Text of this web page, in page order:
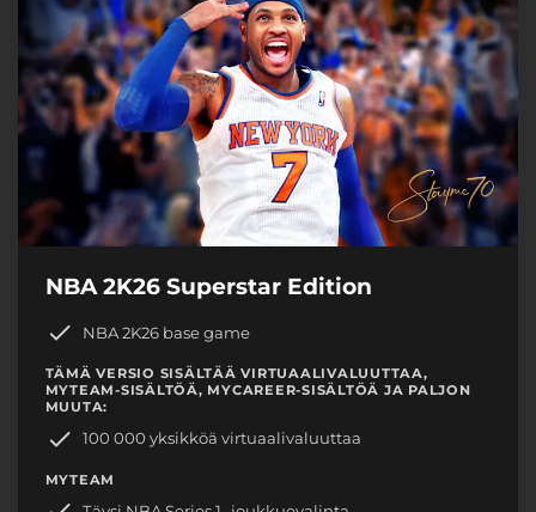
NBA 2K26 Superstar Edition
NBA 2K26 base game
TÄMÄ VERSIO SISÄLTÄÄ VIRTUAALIVALUUTTAA,
MYTEAM-SISÄLTÖÄ, MYCAREER-SISÄLTÖÄ JA PALJON
MUUTA:
100 000 yksikköä virtuaalivaluuttaa
MYTEAM